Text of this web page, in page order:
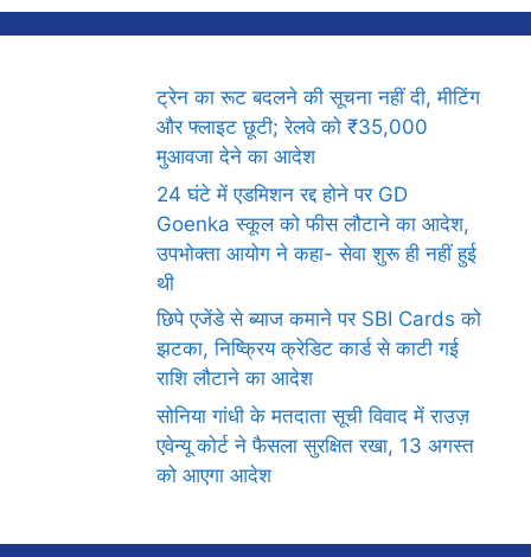
ट्रेन का रूट बदलने की सूचना नहीं दी, मीटिंग
और फ्लाइट छूटी; रेलवे को ₹35,000
मुआवजा देने का आदेश
24 घंटे में एडमिशन रद्द होने पर GD
Goenka स्कूल को फीस लौटाने का आदेश,
उपभोक्ता आयोग ने कहा- सेवा शुरू ही नहीं हुई
थी
छिपे एजेंडे से ब्याज कमाने पर SBI Cards को
झटका, निष्क्रिय क्रेडिट कार्ड से काटी गई
राशि लौटाने का आदेश
सोनिया गांधी के मतदाता सूची विवाद में राउज़
एवेन्यू कोर्ट ने फैसला सुरक्षित रखा, 13 अगस्त
को आएगा आदेश